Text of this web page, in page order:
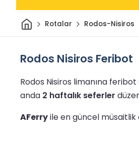
Ev Rotalar Rodos-Nisiros
Rodos Nisiros Feribot
Rodos Nisiros limanına
anda 2 haftalık seferler
AFerryile en güncel müsaitlik